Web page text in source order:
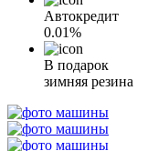
Автокредит
0.01%
В подарок
зимняя резина